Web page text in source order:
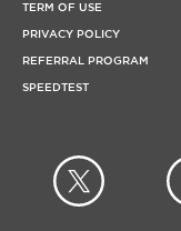
TERM OF USE
PRIVACY POLICY
REFERRAL PROGRAM
SPEEDTEST